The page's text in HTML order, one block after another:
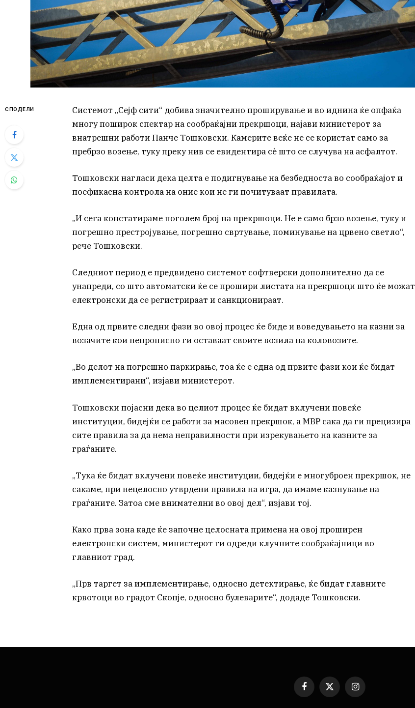
СПОДЕЛИ
Системот „Сејф сити“ добива значително проширување и во иднина ќе опфаќа
многу поширок спектар на сообраќајни прекршоци, најави министерот за
внатрешни работи Панче Тошковски. Камерите веќе не се користат само за
пребрзо возење, туку преку нив се евидентира сè што се случува на асфалтот.
Тошковски нагласи дека целта е подигнување на безбедноста во сообраќајот и
поефикасна контрола на оние кои не ги почитуваат правилата.
„И сега констатираме поголем број на прекршоци. Не е само брзо возење, туку и
погрешно престројување, погрешно свртување, поминување на црвено светло“,
рече Тошковски.
Следниот период е предвидено системот софтверски дополнително да се
унапреди, со што автоматски ќе се прошири листата на прекршоци што ќе можат
електронски да се регистрираат и санкционираат.
Една од првите следни фази во овој процес ќе биде и воведувањето на казни за
возачите кои непрописно ги оставаат своите возила на коловозите.
„Во делот на погрешно паркирање, тоа ќе е една од првите фази кои ќе бидат
имплементирани“, изјави министерот.
Тошковски појасни дека во целиот процес ќе бидат вклучени повеќе
институции, бидејќи се работи за масовен прекршок, а МВР сака да ги прецизира
сите правила за да нема неправилности при изрекувањето на казните за
граѓаните.
„Тука ќе бидат вклучени повеќе институции, бидејќи е многуброен прекршок, не
сакаме, при нецелосно утврдени правила на игра, да имаме казнување на
граѓаните. Затоа сме внимателни во овој дел“, изјави тој.
Како прва зона каде ќе започне целосната примена на овој проширен
електронски систем, министерот ги одреди клучните сообраќајници во
главниот град.
„Прв таргет за имплементирање, односно детектирање, ќе бидат главните
крвотоци во градот Скопје, односно булеварите“, додаде Тошковски.
Facebook
X
Instagram